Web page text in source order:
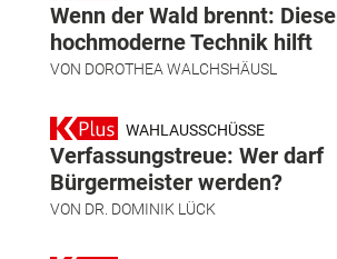
Wenn der Wald brennt: Diese
hochmoderne Technik hilft
VON DOROTHEA WALCHSHÄUSL
WAHLAUSSCHÜSSE
Verfassungstreue: Wer darf
Bürgermeister werden?
VON DR. DOMINIK LÜCK